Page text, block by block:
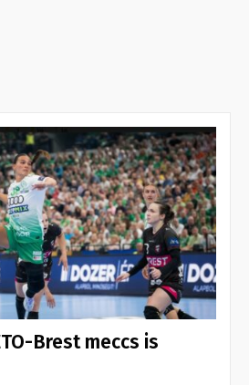
Brest meccs is